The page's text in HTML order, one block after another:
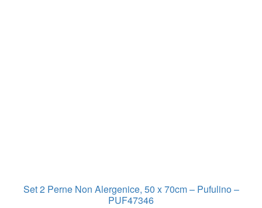
Set 2 Perne Non Alergenice, 50 x 70cm – Pufulino –
PUF47346